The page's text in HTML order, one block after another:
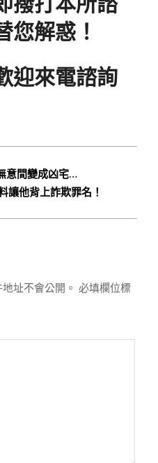
您解惑！
迎來電諮詢
意間變成凶宅…
讓他背上詐欺罪名！
址不會公開。 必填欄位標